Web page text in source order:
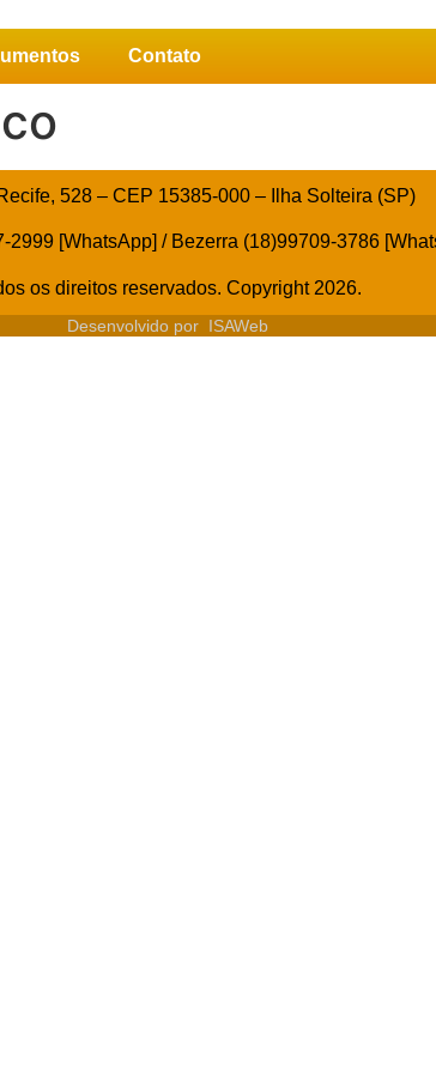
Contato
528 – CEP 15385-000 – Ilha Solteira (SP)
2999 [WhatsApp] / Bezerra (18)99709-3786
os direitos reservados. Copyright 2026.
Desenvolvido por ISAWeb